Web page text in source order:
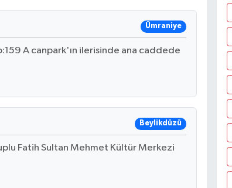
Ümraniye
A canpark'ın ilerisinde ana caddede
Beylikdüzü
Fatih Sultan Mehmet Kültür Merkezi